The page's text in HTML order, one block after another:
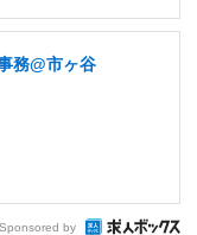
務@市ヶ谷
Sponsored by